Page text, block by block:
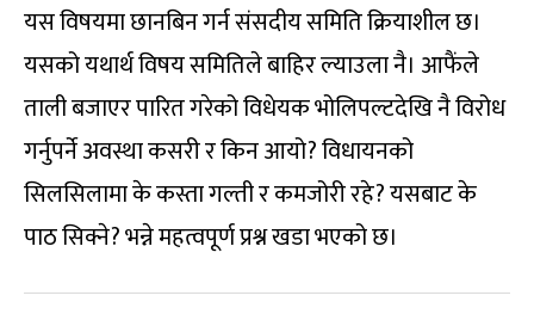
यस विषयमा छानबिन गर्न संसदीय समिति क्रियाशील छ।
यसको यथार्थ विषय समितिले बाहिर ल्याउला नै। आफैंले
ताली बजाएर पारित गरेको विधेयक भोलिपल्टदेखि नै विरोध
गर्नुपर्ने अवस्था कसरी र किन आयो? विधायनको
सिलसिलामा के कस्ता गल्ती र कमजोरी रहे? यसबाट के
पाठ सिक्ने? भन्ने महत्वपूर्ण प्रश्न खडा भएको छ।